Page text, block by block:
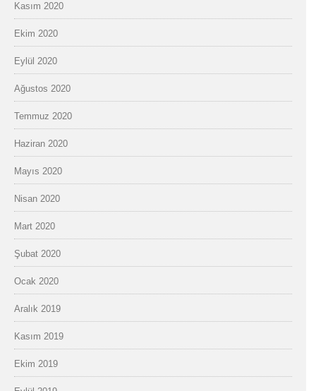
Kasım 2020
Ekim 2020
Eylül 2020
Ağustos 2020
Temmuz 2020
Haziran 2020
Mayıs 2020
Nisan 2020
Mart 2020
Şubat 2020
Ocak 2020
Aralık 2019
Kasım 2019
Ekim 2019